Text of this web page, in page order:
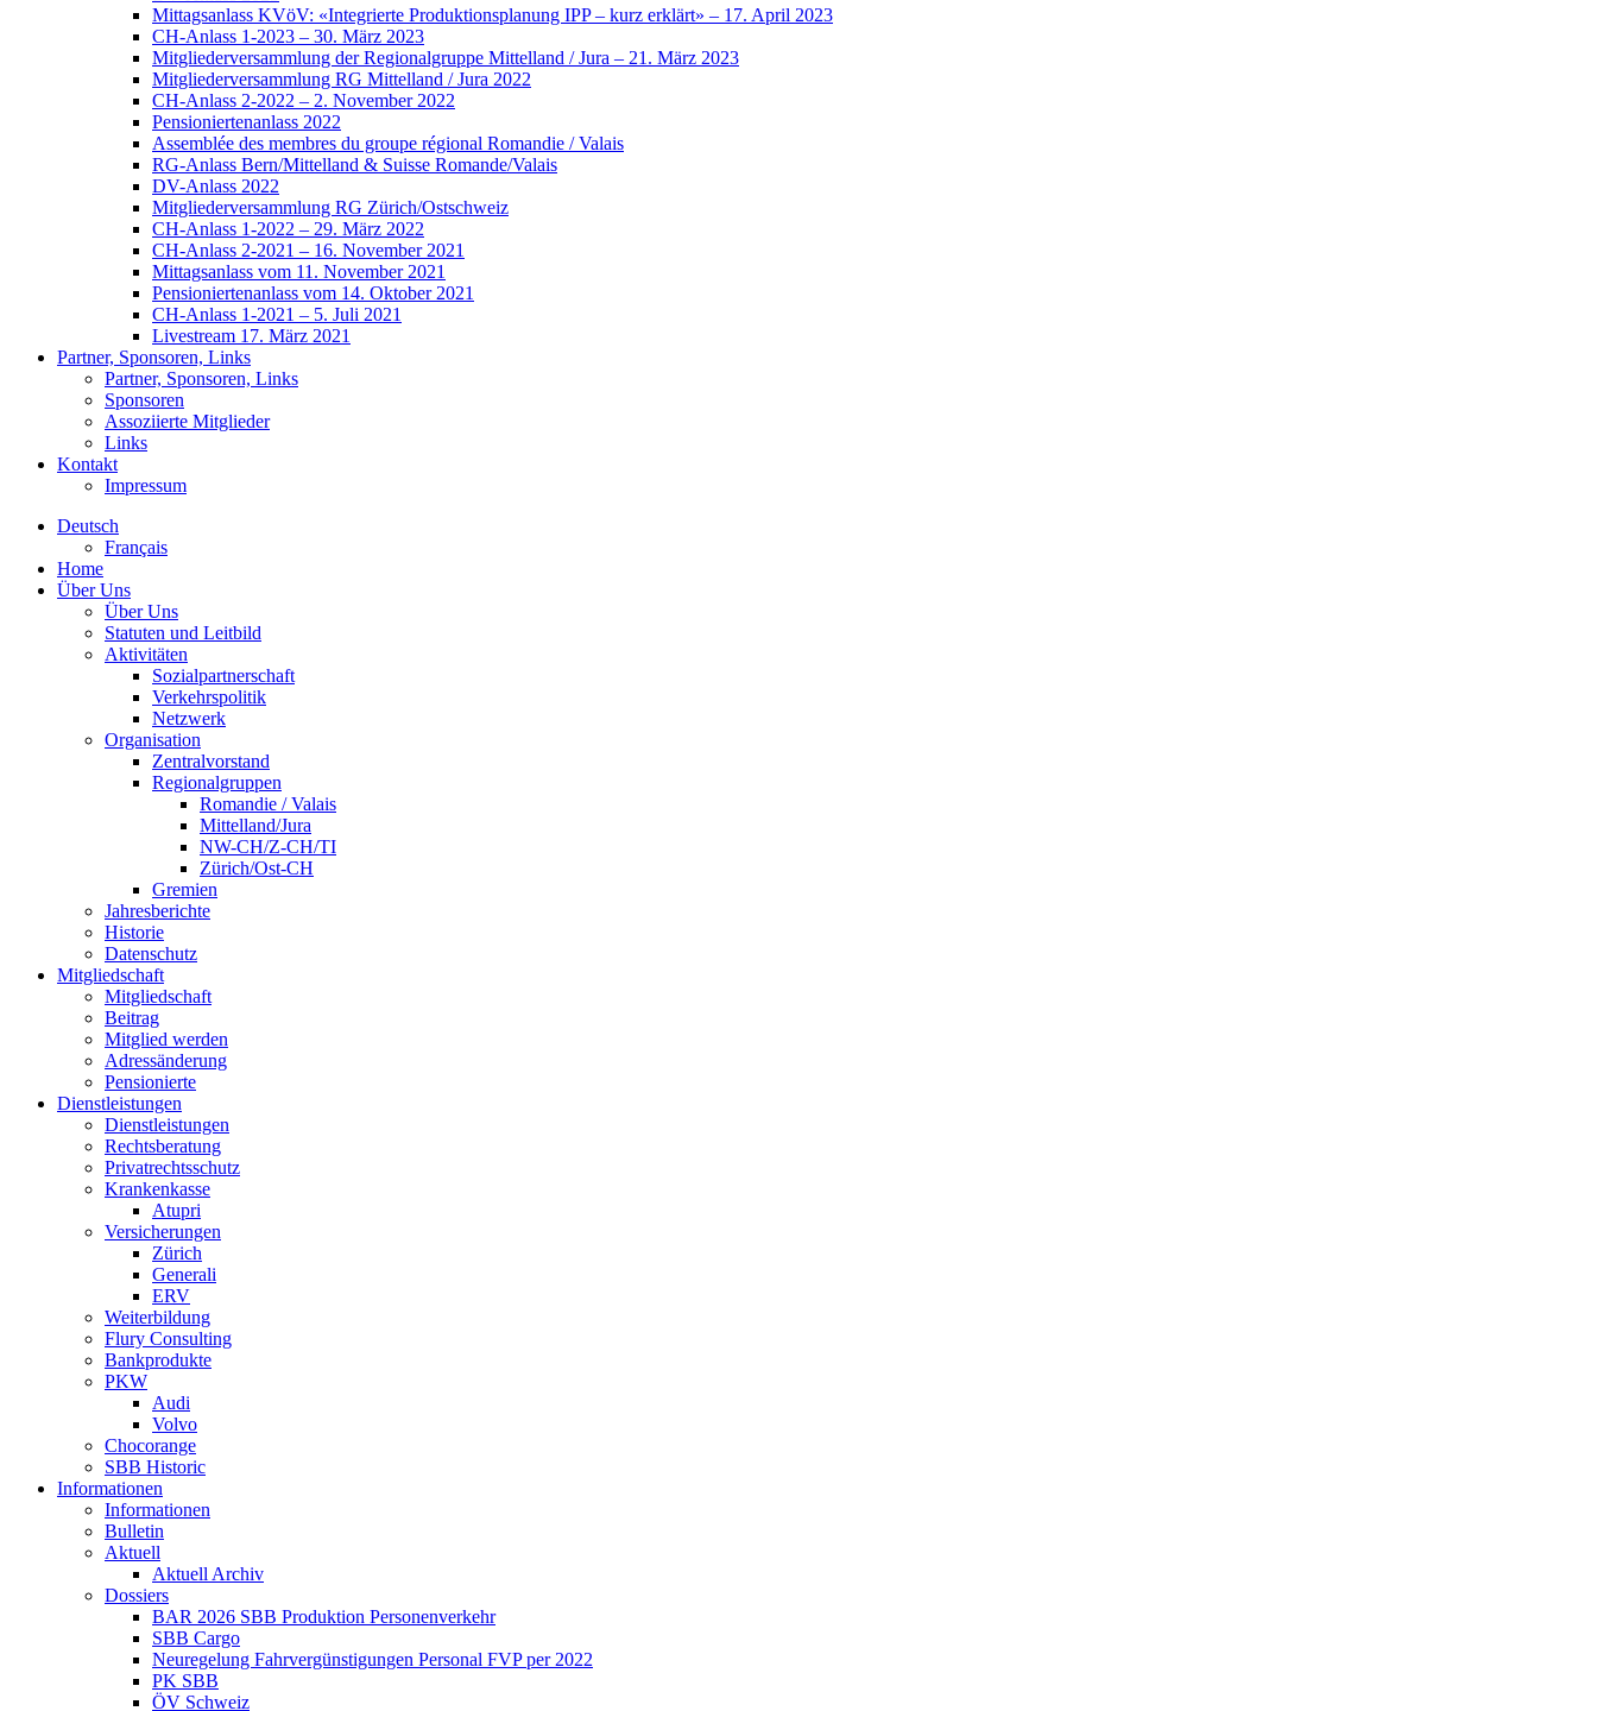
Mittagsanlass KVöV: «Integrierte Produktionsplanung IPP – kurz erklärt» – 17. April 2023
CH-Anlass 1-2023 – 30. März 2023
Mitgliederversammlung der Regionalgruppe Mittelland / Jura – 21. März 2023
Mitgliederversammlung RG Mittelland / Jura 2022
CH-Anlass 2-2022 – 2. November 2022
Pensioniertenanlass 2022
Assemblée des membres du groupe régional Romandie / Valais
RG-Anlass Bern/Mittelland & Suisse Romande/Valais
DV-Anlass 2022
Mitgliederversammlung RG Zürich/Ostschweiz
CH-Anlass 1-2022 – 29. März 2022
CH-Anlass 2-2021 – 16. November 2021
Mittagsanlass vom 11. November 2021
Pensioniertenanlass vom 14. Oktober 2021
CH-Anlass 1-2021 – 5. Juli 2021
Livestream 17. März 2021
Partner, Sponsoren, Links
Partner, Sponsoren, Links
Sponsoren
Assoziierte Mitglieder
Links
Kontakt
Impressum
Deutsch
Français
Home
Über Uns
Über Uns
Statuten und Leitbild
Aktivitäten
Sozialpartnerschaft
Verkehrspolitik
Netzwerk
Organisation
Zentralvorstand
Regionalgruppen
Romandie / Valais
Mittelland/Jura
NW-CH/Z-CH/TI
Zürich/Ost-CH
Gremien
Jahresberichte
Historie
Datenschutz
Mitgliedschaft
Mitgliedschaft
Beitrag
Mitglied werden
Adressänderung
Pensionierte
Dienstleistungen
Dienstleistungen
Rechtsberatung
Privatrechtsschutz
Krankenkasse
Atupri
Versicherungen
Zürich
Generali
ERV
Weiterbildung
Flury Consulting
Bankprodukte
PKW
Audi
Volvo
Chocorange
SBB Historic
Informationen
Informationen
Bulletin
Aktuell
Aktuell Archiv
Dossiers
BAR 2026 SBB Produktion Personenverkehr
SBB Cargo
Neuregelung Fahrvergünstigungen Personal FVP per 2022
PK SBB
ÖV Schweiz